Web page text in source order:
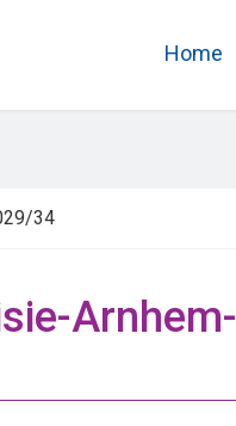
Home
34
Arnhem-